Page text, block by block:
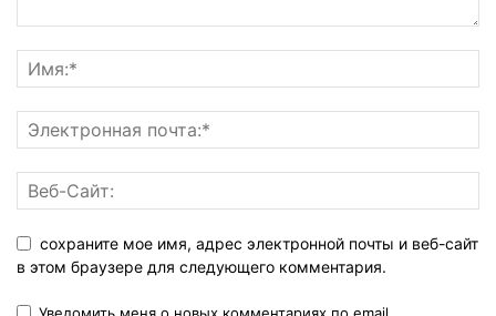
сохраните мое имя, адрес электронной почты и веб-сайт
в этом браузере для следующего комментария.